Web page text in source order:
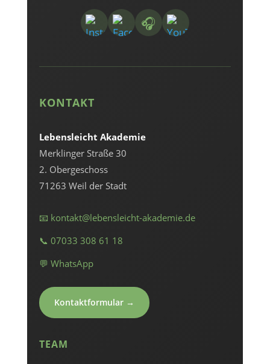
🎧
KONTAKT
Lebensleicht Akademie
Merklinger Straße 30
2. Obergeschoss
71263 Weil der Stadt
📧 kontakt@lebensleicht-akademie.de
📞 07033 308 61 18
💬 WhatsApp
Kontaktformular →
TEAM